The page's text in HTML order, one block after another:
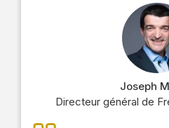
Joseph
Directeur général de